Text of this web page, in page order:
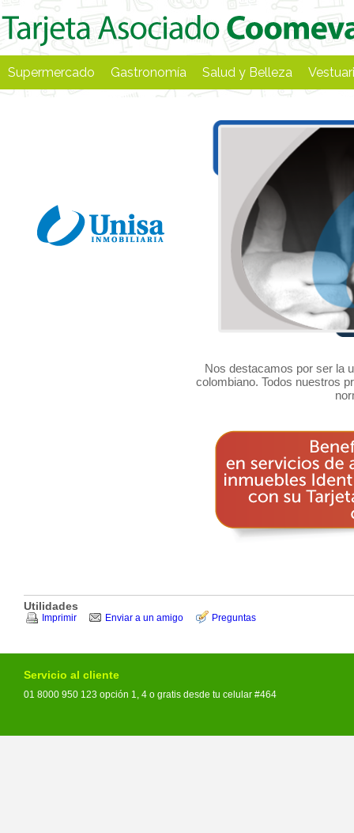
Supermercado Gastronomía Salud y Belleza
Nos destacamos por ser la
colombiano. Todos nuestros
Utilidades
Imprimir Enviar a un amigo Preguntas
Servicio al cliente
01 8000 950 123 opción 1, 4 o gratis desde tu celular #464